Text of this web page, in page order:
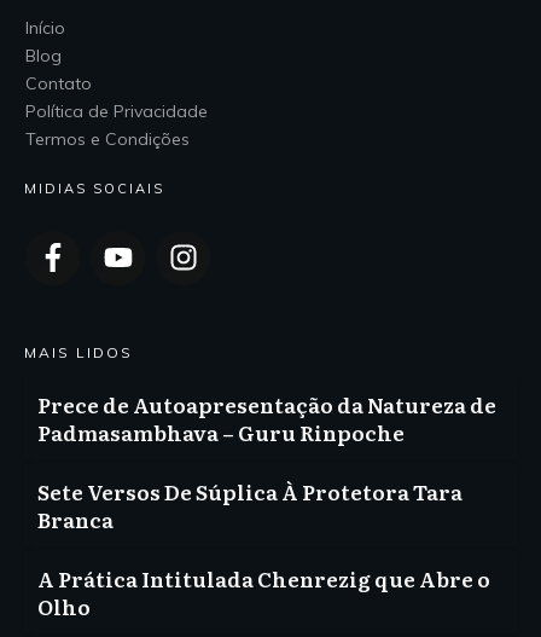
Início
Blog
Contato
Política de Privacidade
Termos e Condições
MIDIAS SOCIAIS
MAIS LIDOS
Prece de Autoapresentação da Natureza de
Padmasambhava – Guru Rinpoche
Sete Versos De Súplica À Protetora Tara
Branca
A Prática Intitulada Chenrezig que Abre o
Olho